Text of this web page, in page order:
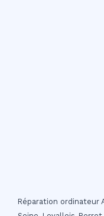
Réparation ordinateur